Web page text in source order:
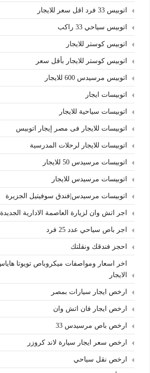
اتوبيس 33 فرد اقل سعر للايجار
اتوبيس سياحي 33 راكب
اتوبيس كوستر للايجار
اتوبيس كوستر للايجار بأقل سعر
اتوبيس مرسيدس 600 للايجار
اتوبيسات ايجار
اتوبيسات سياحية للايجار
اتوبيسات للايجار فى مصر إيجار اتوبيس
اتوبيسات للايجار لرحلات المدرسية
اتوبيسات مرسيدس 50 للايجار
اتوبيسات مرسيدس للايجار
اتوبيسات مرسيدس|فندق سوفيتيل الجزيرة
اجر اتش وان لزيارة العاصمة الادارية الجديدة
اجر باص سياحي عدد 25 فرد
احجز فندقك ونقلتك
الايجار
ارخص ايجار سيارات بمصر
ارخص ايجار فان اتش وان
ارخص باص مرسيدس 33
ارخص سعر ايجار سيارة لاند كروزر
ارخص نقل سياحي